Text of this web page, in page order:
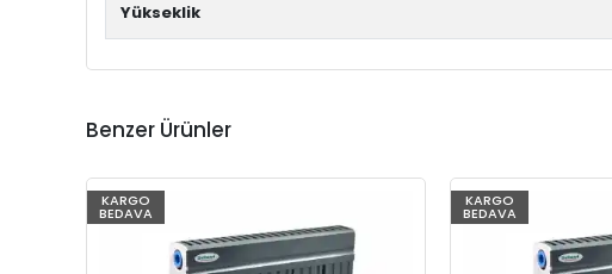
Yükseklik
Benzer Ürünler
KARGO
BEDAVA
KARGO
BEDAVA